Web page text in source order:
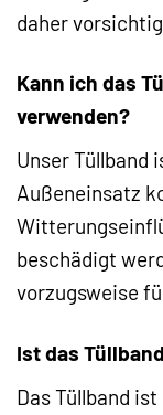
daher
Kann ich das
verwenden?
Unser Tüllband
Außeneinsatz
beschädigt
vorzugsweise
Ist das
Das Tüllband